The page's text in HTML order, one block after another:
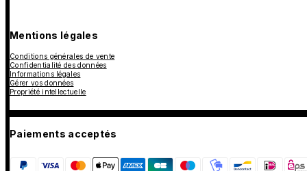
Mentions légales
Conditions générales de vente
Confidentialité des données
Informations légales
Gérer vos données
Propriété intellectuelle
Paiements acceptés